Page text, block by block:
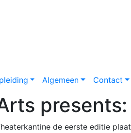
Algemeen Contact
presents:
de eerste editie